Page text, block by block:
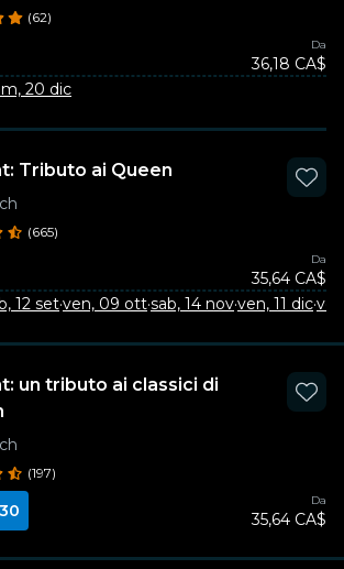
(62)
Da
36,18 CA$
20 dic
Tributo ai Queen
(665)
Da
35,64 CA$
12 set·ven, 09 ott·sab, 14 nov·ven, 11 dic·
un tributo ai classici di
(197)
Da
35,64 CA$